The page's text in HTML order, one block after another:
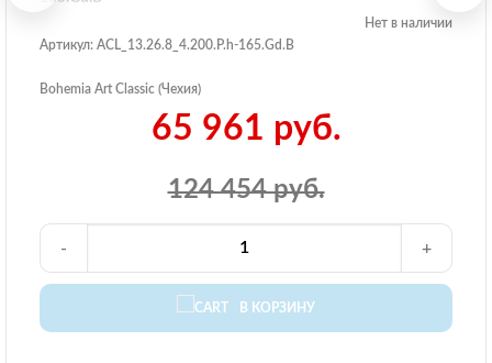
Нет в наличии
Артикул: ACL_13.26.8_4.200.P.h-165.Gd.B
Bohemia Art Classic (Чехия)
124 454 руб.
65 961 руб.
В КОРЗИНУ
- +